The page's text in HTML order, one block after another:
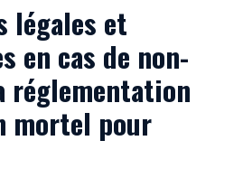
légales et
en cas de non-
réglementation
mortel pour